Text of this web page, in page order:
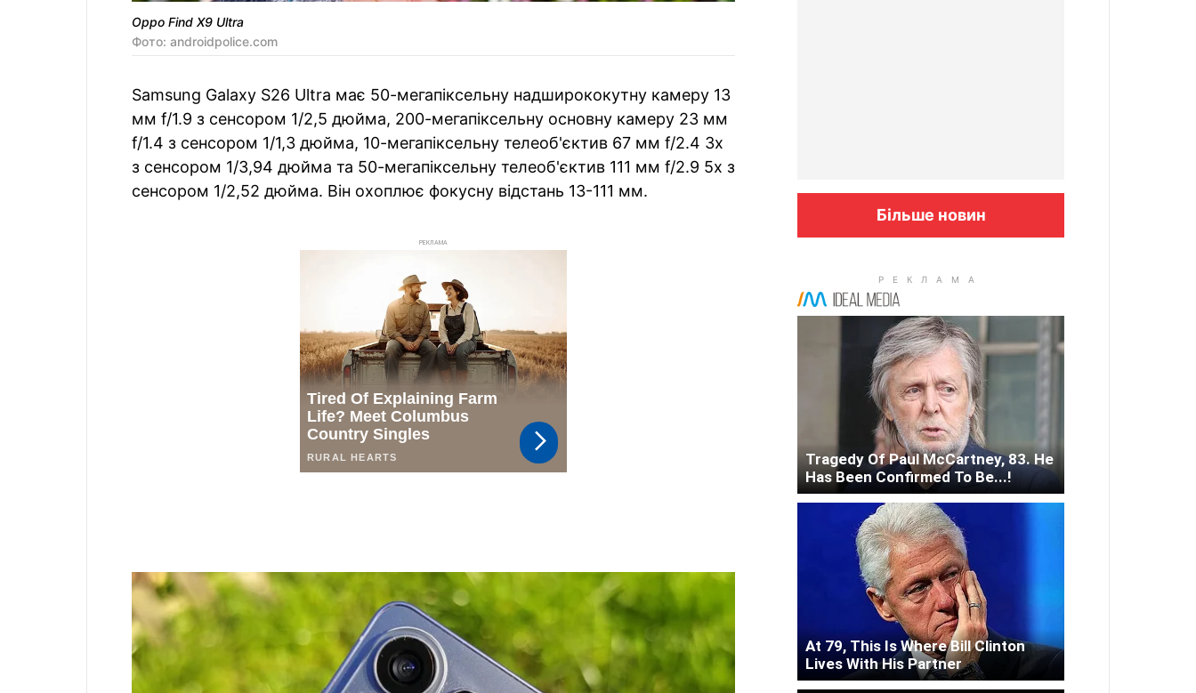
Oppo Find X9 Ultra
Фото: androidpolice.com
Samsung Galaxy S26 Ultra має 50-мегапіксельну надширококутну камеру 13
мм f/1.9 з сенсором 1/2,5 дюйма, 200-мегапіксельну основну камеру 23 мм
f/1.4 з сенсором 1/1,3 дюйма, 10-мегапіксельну телеоб'єктив 67 мм f/2.4 3x
з сенсором 1/3,94 дюйма та 50-мегапіксельну телеоб'єктив 111 мм f/2.9 5x з
сенсором 1/2,52 дюйма. Він охоплює фокусну відстань 13-111 мм.
РЕКЛАМА
Більше новин
Tragedy Of Paul McCartney, 83. He
Has Been Confirmed To Be...!
At 79, This Is Where Bill Clinton
Lives With His Partner